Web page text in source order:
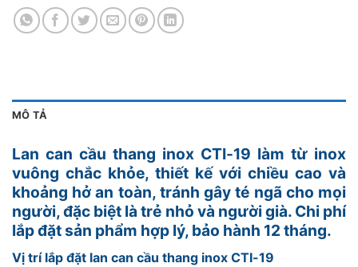
MÔ TẢ
Lan can cầu thang inox CTI-19 làm từ inox
vuông chắc khỏe, thiết kế với chiều cao và
khoảng hở an toàn, tránh gây té ngã cho mọi
người, đặc biệt là trẻ nhỏ và người già. Chi phí
lắp đặt sản phẩm hợp lý, bảo hành 12 tháng.
Vị trí lắp đặt lan can cầu thang inox CTI-19